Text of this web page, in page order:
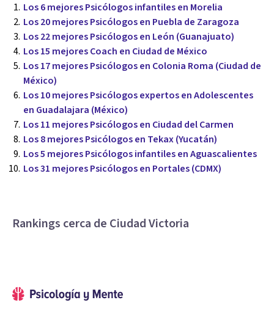
Los 6 mejores Psicólogos infantiles en Morelia
Los 20 mejores Psicólogos en Puebla de Zaragoza
Los 22 mejores Psicólogos en León (Guanajuato)
Los 15 mejores Coach en Ciudad de México
Los 17 mejores Psicólogos en Colonia Roma (Ciudad de
México)
Los 10 mejores Psicólogos expertos en Adolescentes
en Guadalajara (México)
Los 11 mejores Psicólogos en Ciudad del Carmen
Los 8 mejores Psicólogos en Tekax (Yucatán)
Los 5 mejores Psicólogos infantiles en Aguascalientes
Los 31 mejores Psicólogos en Portales (CDMX)
Rankings cerca de Ciudad Victoria